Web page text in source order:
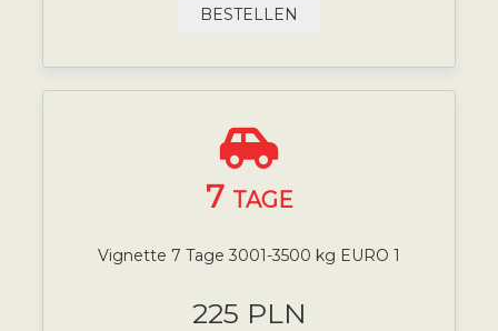
BESTELLEN
7 TAGE
Vignette 7 Tage 3001-3500 kg EURO 1
225 PLN